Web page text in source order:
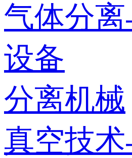
气体分
设备
分离机械
真空技